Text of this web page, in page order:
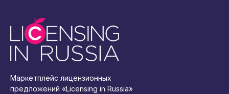
Маркетплейс лицензионных
предложений «Licensing in Russia»